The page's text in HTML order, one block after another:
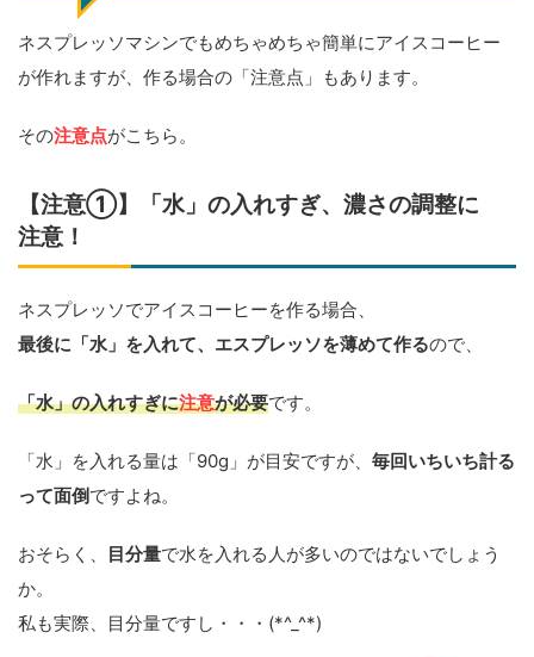
ネスプレッソマシンでもめちゃめちゃ簡単にアイスコーヒー
が作れますが、作る場合の「注意点」もあります。
その注意点がこちら。
【注意①】「水」の入れすぎ、濃さの調整に
注意！
ネスプレッソでアイスコーヒーを作る場合、
最後に「水」を入れて、エスプレッソを薄めて作るので、
「水」の入れすぎに注意が必要です。
「水」を入れる量は「90g」が目安ですが、 毎回いちいち計る
って面倒ですよね。
おそらく、 目分量で水を入れる人が多いのではないでしょう
か。
私も実際、目分量ですし・・・(*^_^*)